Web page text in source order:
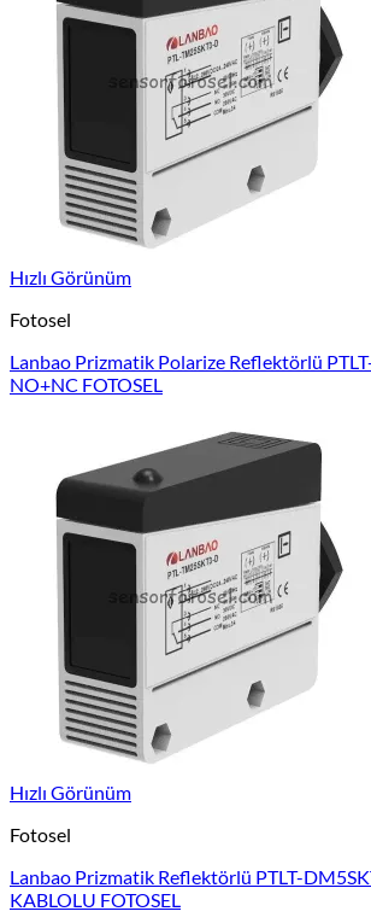
Hızlı Görünüm
Fotosel
Lanbao Prizmatik Polarize Reflektörlü
NO+NC FOTOSEL
Hızlı Görünüm
Fotosel
Lanbao Prizmatik Reflektörlü PTLT-
KABLOLU FOTOSEL